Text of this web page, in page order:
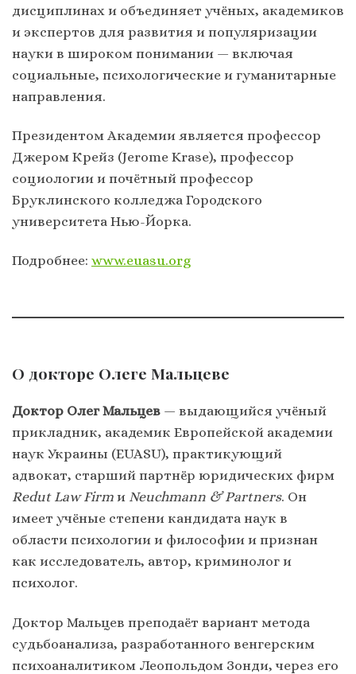
дисциплинах и объединяет учёных, академиков
и экспертов для развития и популяризации
науки в широком понимании — включая
социальные, психологические и гуманитарные
направления.
Президентом Академии является профессор
Джером Крейз (Jerome Krase), профессор
социологии и почётный профессор
Бруклинского колледжа Городского
университета Нью-Йорка.
Подробнее: www.euasu.org
О докторе Олеге Мальцеве
Доктор Олег Мальцев — выдающийся учёный
прикладник, академик Европейской академии
наук Украины (EUASU), практикующий
адвокат, старший партнёр юридических фирм
Redut Law Firm и Neuchmann & Partners. Он
имеет учёные степени кандидата наук в
области психологии и философии и признан
как исследователь, автор, криминолог и
психолог.
Доктор Мальцев преподаёт вариант метода
судьбоанализа, разработанного венгерским
психоаналитиком Леопольдом Зонди, через его